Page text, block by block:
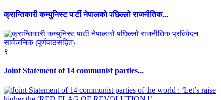
क्रान्तिकारी कम्युनिस्ट पार्टी नेपालको पछिल्लो राजनीतिक...
९
Joint Statement of 14 communist parties...